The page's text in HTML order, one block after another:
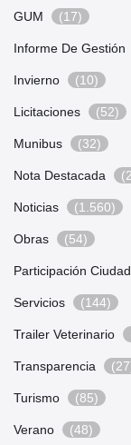
GUM (17)
Informe De Gestión
Invierno (10)
Licitaciones (52)
Munibus (32)
Nota Destacada
Noticias (1.560)
Obras (54)
Participación
Servicios (144)
Trailer Veterinario
Transparencia
Turismo (85)
Verano (48)